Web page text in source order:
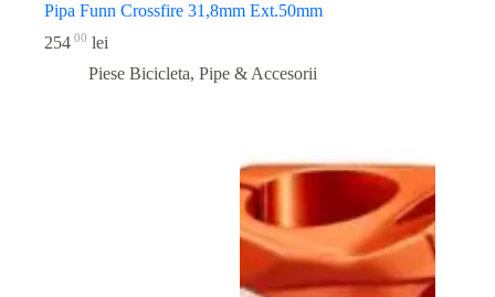
Pipa Funn Crossfire 31,8mm Ext.50mm
254 00 lei
Piese Bicicleta, Pipe & Accesorii